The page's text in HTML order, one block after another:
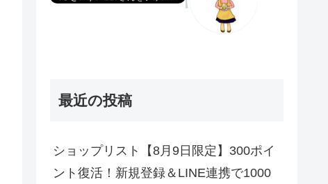
最近の投稿
ショップリスト【8月9日限定】300ポイ
ント復活！新規登録＆LINE連携で1000